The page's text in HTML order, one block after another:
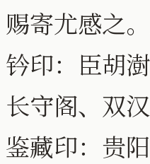
赐寄尤感之。
钤印：臣胡
长守阁、双
鉴藏印：贵